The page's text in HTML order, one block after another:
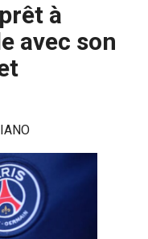
à
avec son